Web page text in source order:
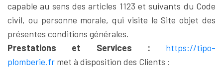
capable au sens des articles 1123 et suivants du Code
civil, ou personne morale, qui visite le Site objet des
présentes conditions générales.
Prestations et Services :
https://tipo-
plomberie.fr met à disposition des Clients :